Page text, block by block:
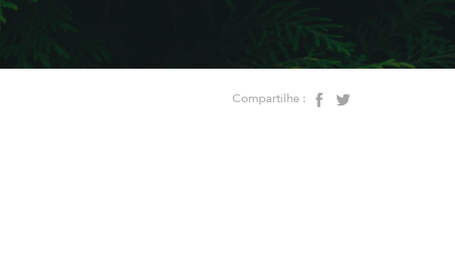
Compartilhe :